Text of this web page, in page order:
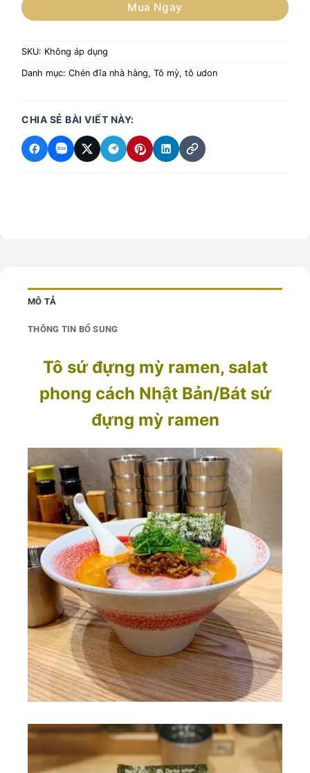
Mua Ngay
SKU: Không áp dụng
Danh mục: Chén đĩa nhà hàng, Tô mỳ, tô udon
CHIA SẺ BÀI VIẾT NÀY:
MÔ TẢ
THÔNG TIN BỔ SUNG
Tô sứ đựng mỳ ramen, salat
phong cách Nhật Bản/Bát sứ
đựng mỳ ramen